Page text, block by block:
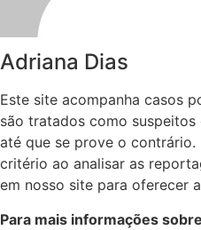
Adriana Dias
Este site acompanha casos
são tratados como suspeitos
até que se prove o
critério ao analisar as
em nosso site para oferecer
Para mais informações